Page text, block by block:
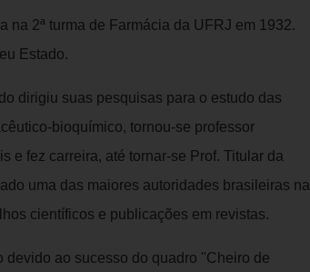
na 2ª turma de Farmácia da UFRJ em 1932.
Estado.
dirigiu suas pesquisas para o estudo das
bioquímico, tornou-se professor
e fez carreira, até tornar-se Prof. Titular da
uma das maiores autoridades brasileiras na
científicos e publicações em revistas.
ao sucesso do quadro "Cheiro de